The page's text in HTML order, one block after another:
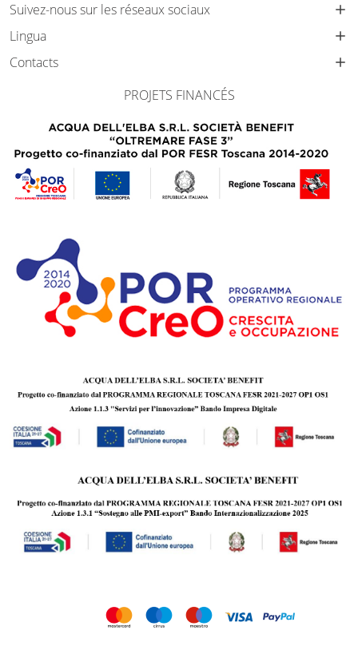
Suivez-nous sur les réseaux sociaux
Lingua
Contacts
PROJETS FINANCÉS